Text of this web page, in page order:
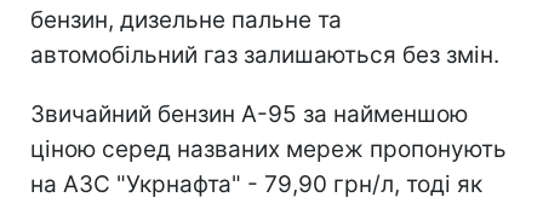
бензин, дизельне пальне та
автомобільний газ залишаються без змін.
Звичайний бензин А-95 за найменшою
ціною серед названих мереж пропонують
на АЗС "Укрнафта" - 79,90 грн/л, тоді як